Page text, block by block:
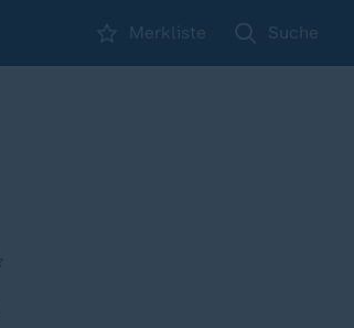
Merkliste Suche